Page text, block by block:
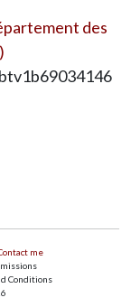
des
me
Conditions